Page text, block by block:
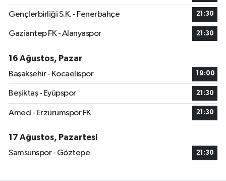
Gençlerbirliği S.K. - Fenerbahçe 21:30
Gaziantep FK - Alanyaspor 21:30
16 Ağustos, Pazar
Başakşehir - Kocaelispor
19:00
Beşiktaş - Eyüpspor 21:30
Amed - Erzurumspor FK 21:30
17 Ağustos, Pazartesi
Samsunspor - Göztepe
21:30